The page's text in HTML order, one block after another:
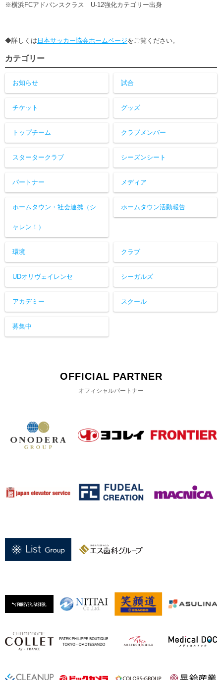
※横浜FCアドバンスクラス U-12強化カテゴリー出身
◆詳しくは 日本サッカー協会ホームページをご覧ください。
カテゴリー
お知らせ 試合
チケット グッズ
トップチーム クラブメンバー
スタータークラブ シーズンシート
パートナー メディア
ホームタウン・社会連携（シ
ャレン！）
ホームタウン活動報告
環境 クラブ
UDオリヴェイレンセ シーガルズ
アカデミー スクール
募集中
OFFICIAL PARTNER
オフィシャルパートナー